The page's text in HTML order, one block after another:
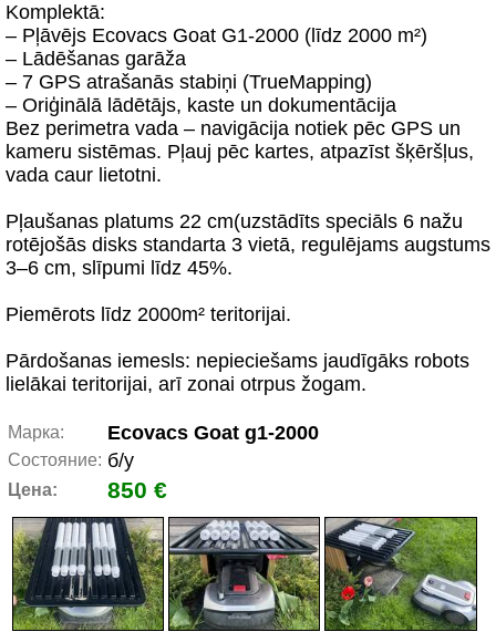
Komplektā:
– Pļāvējs Ecovacs Goat G1-2000 (līdz 2000 m²)
– Lādēšanas garāža
– 7 GPS atrašanās stabiņi (TrueMapping)
– Oriģinālā lādētājs, kaste un dokumentācija
Bez perimetra vada – navigācija notiek pēc GPS un
kameru sistēmas. Pļauj pēc kartes, atpazīst šķēršļus,
vada caur lietotni.
Pļaušanas platums 22 cm(uzstādīts speciāls 6 nažu
rotējošās disks standarta 3 vietā, regulējams augstums
3–6 cm, slīpumi līdz 45%.
Piemērots līdz 2000m² teritorijai.
Pārdošanas iemesls: nepieciešams jaudīgāks robots
lielākai teritorijai, arī zonai otrpus žogam.
Марка: Ecovacs Goat g1-2000
Состояние: б/у
Цена: 850 €